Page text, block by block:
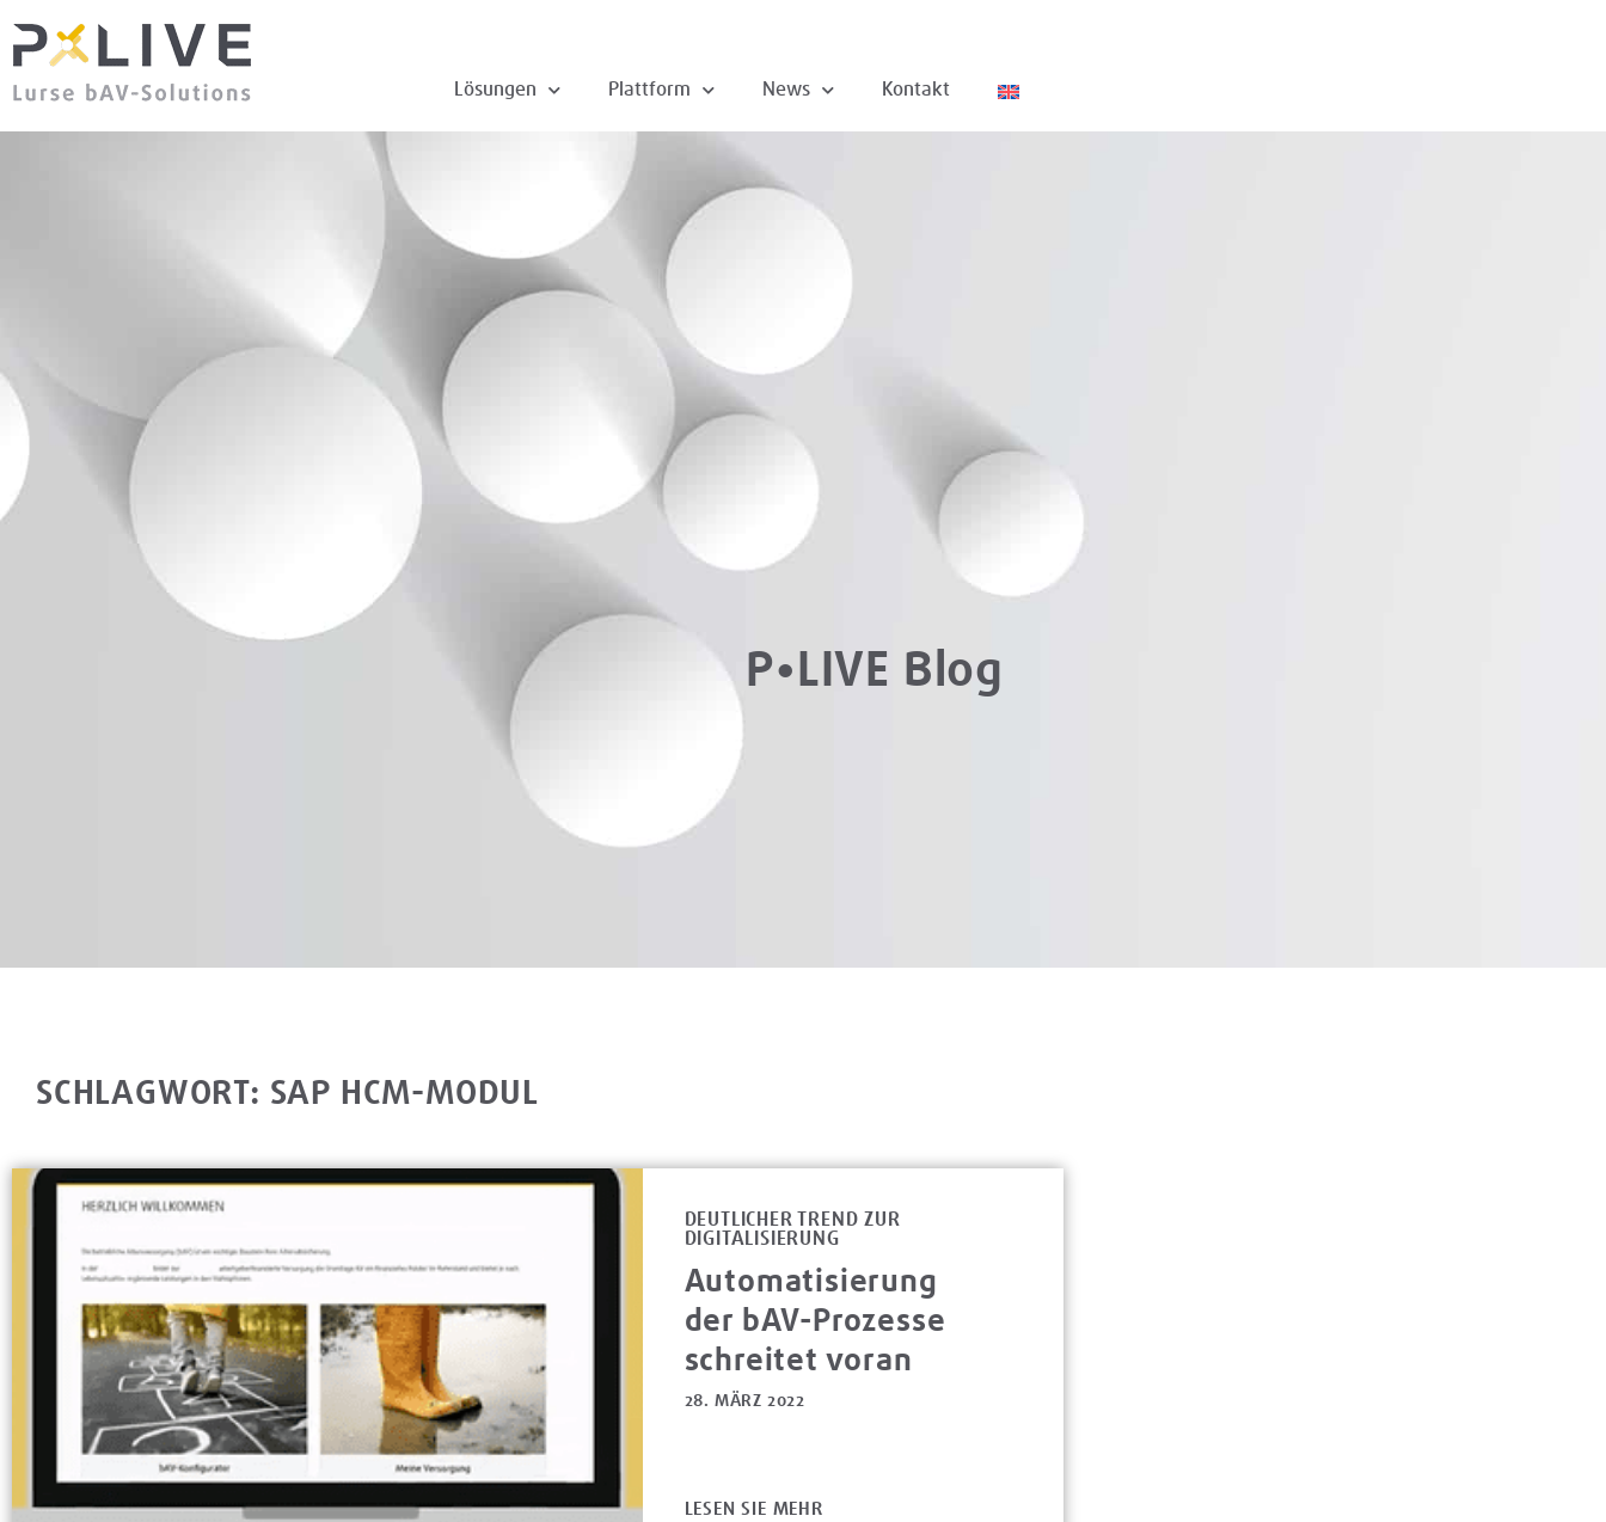
Lösungen Plattform News Kontakt
P•LIVE Blog
SCHLAGWORT: SAP HCM-MODUL
DEUTLICHER TREND ZUR
DIGITALISIERUNG
Automatisierung
der bAV-Prozesse
schreitet voran
28. MÄRZ 2022
LESEN SIE MEHR